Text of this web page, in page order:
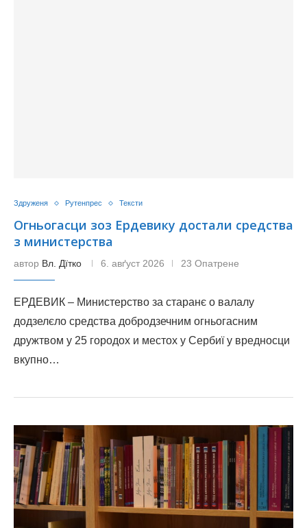
Здруженя Рутенпрес Тексти
Огньогасци зоз Ердевику достали средства
з министерства
автор Вл. Дїтко 6. авґуст 2026 23 Опатрене
ЕРДЕВИК – Министерство за старанє о валалу
додзелєло средства добродзечним огньогасним
дружтвом у 25 городох и местох у Сербиї у вредносци
вкупно…